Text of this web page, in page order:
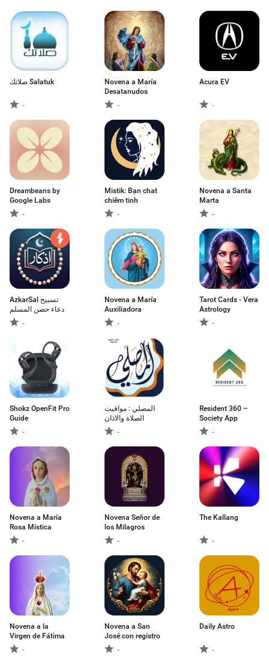
صلاتك Salatuk
-
Novena a María
Desatanudos
-
Acura EV
-
Dreambeans by
Google Labs
-
Mistik: Bạn chat
chiêm tinh
-
Novena a Santa
Marta
-
AzkarSal تسبيح
دعاء حصن المسلم
-
Novena a María
Auxiliadora
-
Tarot Cards - Vera
Astrology
-
Shokz OpenFit Pro
Guide
-
المصلي : مواقيت
الصلاة والاذان
-
Resident 360 –
Society App
-
Novena a María
Rosa Mística
-
Novena Señor de
los Milagros
-
The Kallang
-
Novena a la
Virgen de Fátima
-
Novena a San
José con registro
-
Daily Astro
-